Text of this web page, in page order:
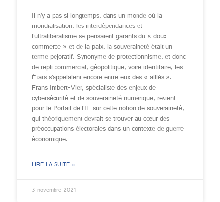
Il n’y a pas si longtemps, dans un monde où la
mondialisation, les interdépendances et
l’ultralibéralisme se pensaient garants du « doux
commerce » et de la paix, la souveraineté était un
terme péjoratif. Synonyme de protectionnisme, et donc
de repli commercial, géopolitique, voire identitaire, les
États s’appelaient encore entre eux des « alliés ».
Frans Imbert-Vier, spécialiste des enjeux de
cybersécurité et de souveraineté numérique, revient
pour le Portail de l’IE sur cette notion de souveraineté,
qui théoriquement devrait se trouver au cœur des
préoccupations électorales dans un contexte de guerre
économique.
LIRE LA SUITE »
3 novembre 2021